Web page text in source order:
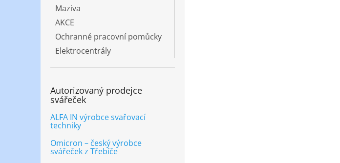
Maziva
AKCE
Ochranné pracovní pomůcky
Elektrocentrály
Autorizovaný prodejce
svářeček
ALFA IN výrobce svařovací
techniky
Omicron – český výrobce
svářeček z Třebíče